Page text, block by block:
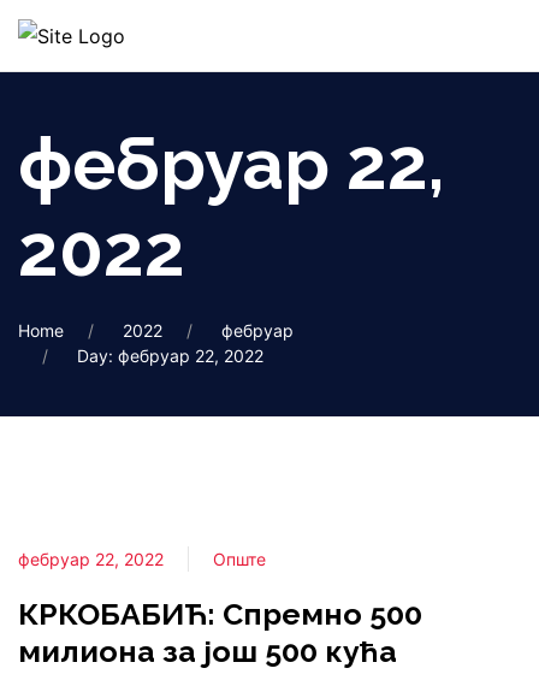
фебруар 22,
2022
Home 2022
фебруар
Day: фебруар 22, 2022
фебруар 22, 2022 Опште
КРКОБАБИЋ: Спремно 500
милиона за још 500 кућа